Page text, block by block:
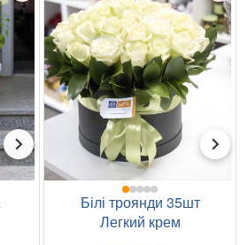
Білі троянди 35шт
Легкий крем